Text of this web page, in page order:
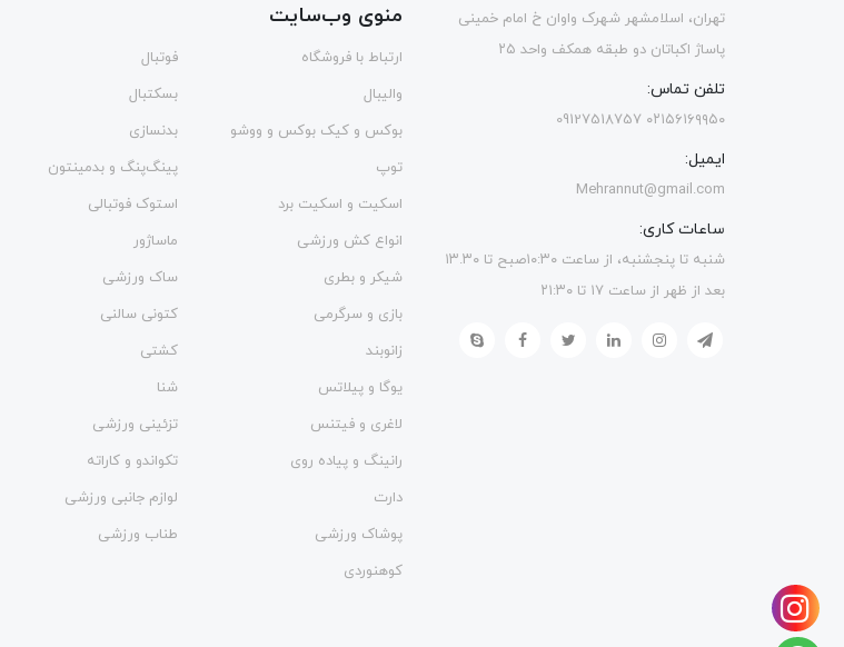
تهران، اسلامشهر شهرک واوان خ امام خمینی
پاساژ اکباتان دو طبقه همکف واحد ۲۵
تلفن تماس:
۰۲۱۵۶۱۶۹۹۵۰ 09127518757
ایمیل:
Mehrannut@gmail.com
ساعات کاری:
شنبه تا پنجشنبه، از ساعت ۱۰:۳۰صبح تا ۱۳.۳۰
بعد از ظهر از ساعت ۱۷ تا ۲۱:۳۰
منوی وب‌سایت
ارتباط با فروشگاه
فوتبال
والیبال
بسکتبال
بوکس و کیک بوکس و ووشو
بدنسازی
توپ
پینگ‌پنگ و بدمينتون
اسکیت و اسکیت برد
استوک فوتبالی
انواع کش ورزشی
ماساژور
شیکر و بطری
ساک ورزشی
بازی و سرگرمی
کتونی سالنی
زانوبند
کشتی
یوگا و پیلاتس
شنا
لاغری و فیتنس
تزئینی ورزشی
رانینگ و پیاده روی
تکواندو و کاراته
دارت
لوازم جانبی ورزشی
پوشاک ورزشی
طناب ورزشی
کوهنوردی